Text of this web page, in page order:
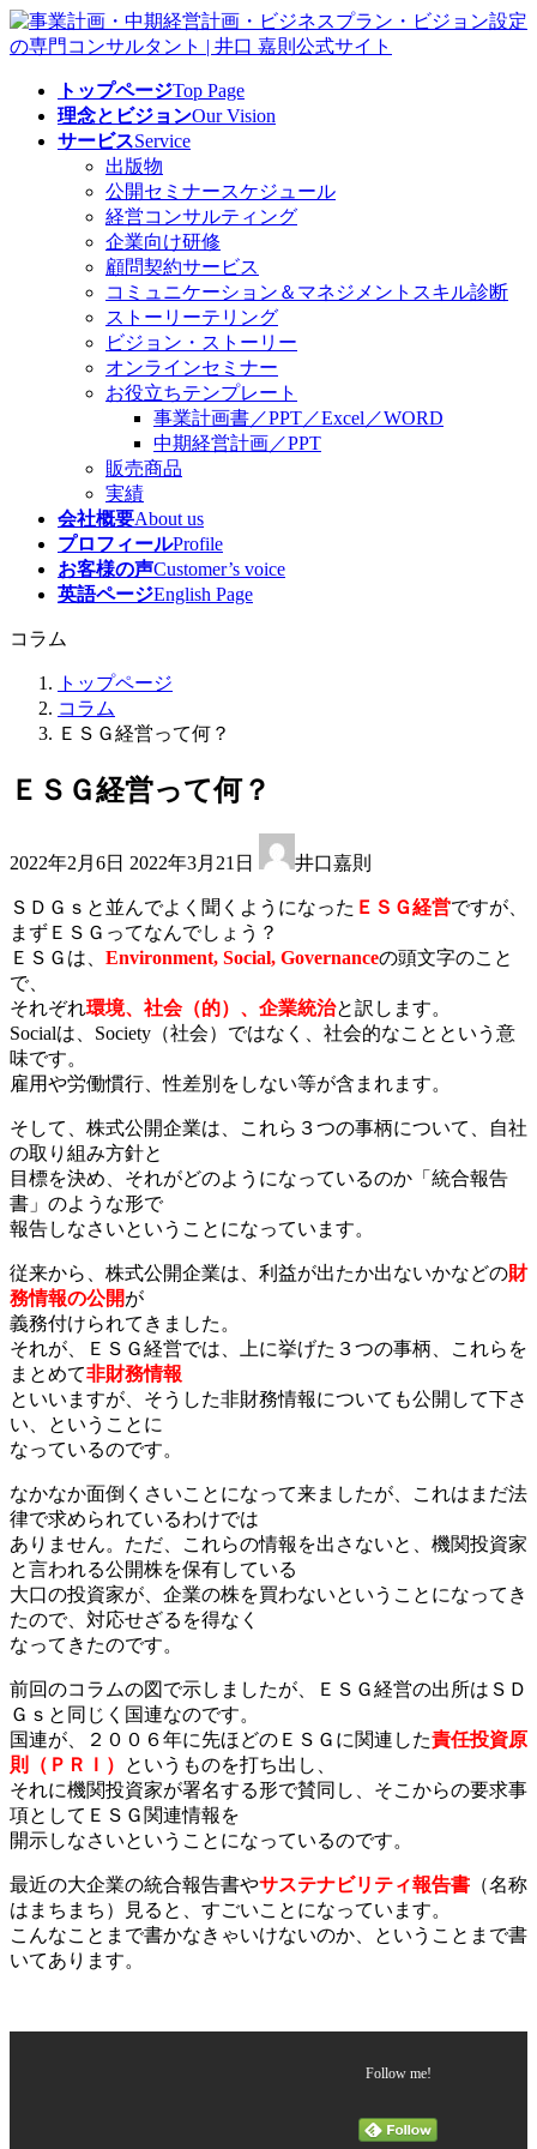
コ
ン
ナ
ビ
トップページTop Page
理念とビジョンOur Vision
サービスService
出版物
公開セミナースケジュール
経営コンサルティング
企業向け研修
顧問契約サービス
コミュニケーション＆マネジメントスキル診断
ストーリーテリング
ビジョン・ストーリー
オンラインセミナー
お役立ちテンプレート
事業計画書／PPT／Excel／WORD
中期経営計画／PPT
販売商品
実績
会社概要About us
プロフィールProfile
お客様の声Customer’s voice
英語ページEnglish Page
コラム
トップページ
コラム
ＥＳＧ経営って何？
ＥＳＧ経営って何？
2022年2月6日 終
新
日
時
2022年3月21日 井口嘉則
ＳＤＧｓと並んでよく聞くようになった ＥＳＧ経営ですが、
まずＥＳＧってなんでしょう？
ＥＳＧは、 Environment, Social, Governanceの頭文字のこと
で、
それぞれ環境、社会（的）、企業統治と訳します。
Socialは、Society（社会）ではなく、社会的なことという意
味です。
雇用や労働慣行、性差別をしない等が含まれます。
そして、株式公開企業は、これら３つの事柄について、自社
の取り組み方針と
目標を決め、それがどのようになっているのか「統合報告
書」のような形で
報告しなさいということになっています。
従来から、株式公開企業は、利益が出たか出ないかなどの財
務情報の公開が
義務付けられてきました。
それが、ＥＳＧ経営では、上に挙げた３つの事柄、これらを
まとめて非財務情報
といいますが、そうした非財務情報についても公開して下さ
い、ということに
なっているのです。
なかなか面倒くさいことになって来ましたが、これはまだ法
律で求められているわけでは
ありません。ただ、これらの情報を出さないと、機関投資家
と言われる公開株を保有している
大口の投資家が、企業の株を買わないということになってき
たので、対応せざるを得なく
なってきたのです。
前回のコラムの図で示しましたが、ＥＳＧ経営の出所はＳＤ
Ｇｓと同じく国連なのです。
国連が、２００６年に先ほどのＥＳＧに関連した責任投資原
則（ＰＲＩ）
というものを打ち出し、
それに機関投資家が署名する形で賛同し、そこからの要求事
項としてＥＳＧ関連情報を
開示しなさいということになっているのです。
最近の大企業の統合報告書やサステナビリティ報告書 （名称
はまちまち）見ると、すごいことになっています。
こんなことまで書かなきゃいけないのか、ということまで書
いてあります。
Follow me!